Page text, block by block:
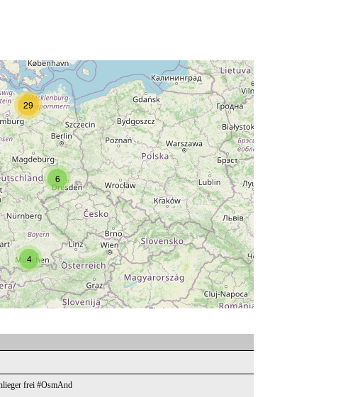
4
29
6
frei #OsmAnd